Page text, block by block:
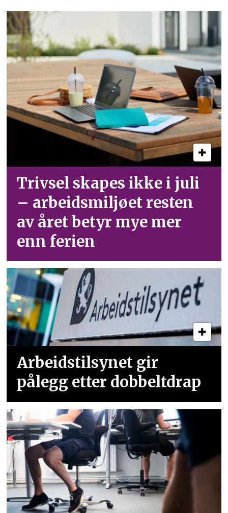
Trivsel skapes ikke i juli
– arbeid­smiljøet resten
av året betyr mye mer
enn ferien
Arbeidstilsynet gir
pålegg etter dobbeltdrap